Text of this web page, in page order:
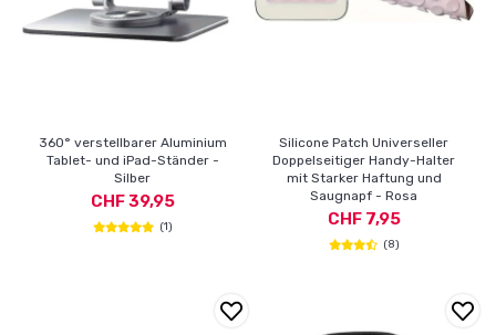
360° verstellbarer Aluminium
Tablet- und iPad-Ständer -
Silber
CHF 39,95
(1)
Silicone Patch Universeller
Doppelseitiger Handy-Halter
mit Starker Haftung und
Saugnapf - Rosa
CHF 7,95
(8)